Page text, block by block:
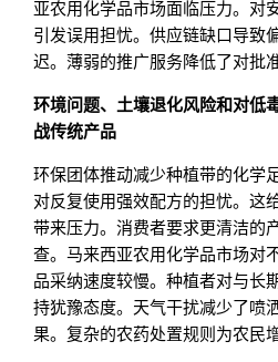
亚农用化学品市场面临压力。对
引发误用担忧。供应链缺口导致
迟。薄弱的推广服务降低了对批
环境问题、土壤退化风险和对低
战传统产品
环保团体推动减少种植带的化学
对反复使用强效配方的担忧。这
带来压力。消费者要求更清洁的
查。马来西亚农用化学品市场对
品采纳速度较慢。种植者对与长
持犹豫态度。天气干扰减少了喷
果。复杂的农药处置规则为农民